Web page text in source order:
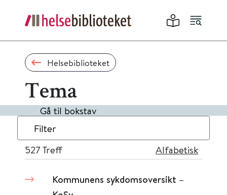
Helsebiblioteket
Tema
Gå til bokstav
Filter
527Treff Alfabetisk
Kommunens sykdomsoversikt –